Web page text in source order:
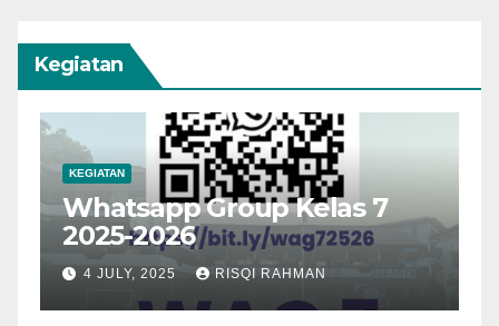
Kegiatan
KEGIATAN
Whatsapp Group Kelas 7
2025-2026
4 JULY, 2025 RISQI RAHMAN